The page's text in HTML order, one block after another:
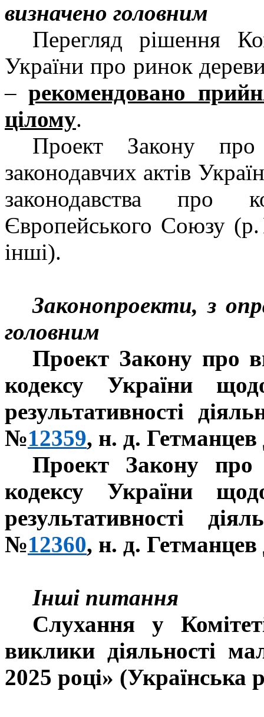
визначено головним
Перегляд рішення
України про ринок
–рекомендовано
цілому.
Проект Закону
законодавчих актів
законодавства про
Європейського Союзу
інші).
Законопроекти, з
головним
Проект Закону про
кодексу України
результативності
№12359, н. д.
Проект Закону
кодексу України
результативності
№12360, н. д.
Інші питання
Слухання у
виклики діяльності
2025 році» (Українська